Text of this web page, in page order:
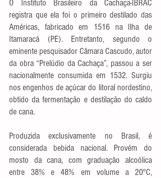
O Instituto Brasileiro da Cachaça-IBRAC
registra que ela foi o primeiro destilado das
Américas, fabricado em 1516 na Ilha de
Itamaracá (PE). Entretanto, segundo o
eminente pesquisador Câmara Cascudo, autor
da obra “Prelúdio da Cachaça”, passou a ser
nacionalmente consumida em 1532. Surgiu
nos engenhos de açúcar do litoral nordestino,
obtido da fermentação e destilação do caldo
de cana.
Produzida exclusivamente no Brasil, é
considerada bebida nacional. Provém do
mosto da cana, com graduação alcoólica
entre 38% e 48% em volume a 20°C,